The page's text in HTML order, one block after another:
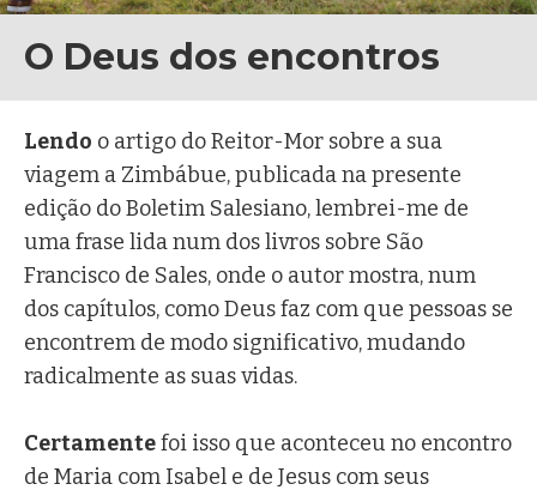
O Deus dos encontros
Lendo o artigo do Reitor-Mor sobre a sua
viagem a Zimbábue, publicada na presente
edição do Boletim Salesiano, lembrei-me de
uma frase lida num dos livros sobre São
Francisco de Sales, onde o autor mostra, num
dos capítulos, como Deus faz com que pessoas se
encontrem de modo significativo, mudando
radicalmente as suas vidas.
Certamentefoi isso que aconteceu no encontro
de Maria com Isabel e de Jesus com seus